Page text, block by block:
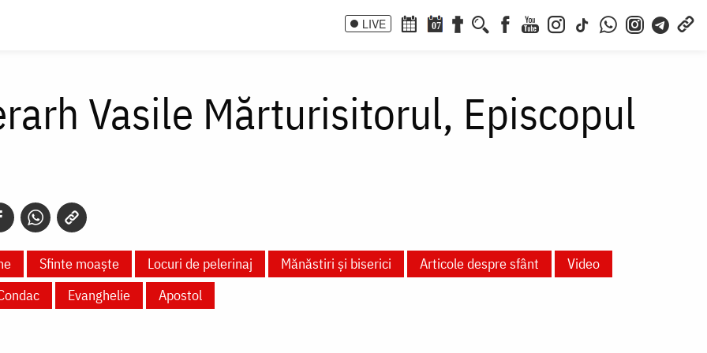
LIVE 07
Vasile Mărturisitorul, Episcopul
Sfinte moaște Locuri de pelerinaj Mănăstiri și biserici Articole despre sfânt
Video
Evanghelie Apostol